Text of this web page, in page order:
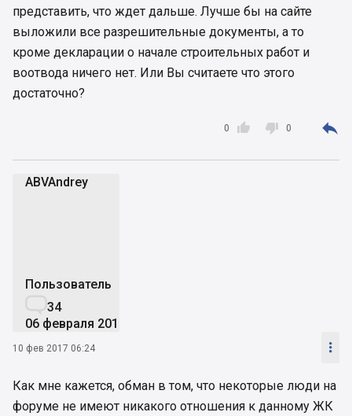
представить, что ждет дальше. Лучше бы на сайте
выложили все разрешительные документы, а то
кроме декларации о начале строительных работ и
воотвода ничего нет. Или Вы считаете что этого
достаточно?

0  0 
ABVAndrey
Пользователь
34
06 февраля 2017
10 фев 2017 06:24 
Как мне кажется, обман в том, что некоторые люди на
форуме не имеют никакого отношения к данному ЖК